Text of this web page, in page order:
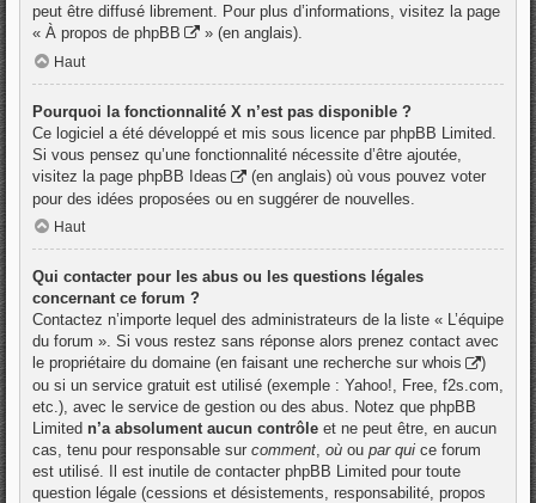
peut être diffusé librement. Pour plus d’informations, visitez la page
« À propos de phpBB » (en anglais).
Haut
Pourquoi la fonctionnalité X n’est pas disponible ?
Ce logiciel a été développé et mis sous licence par phpBB Limited.
Si vous pensez qu’une fonctionnalité nécessite d’être ajoutée,
visitez la page phpBB Ideas
(en anglais) où vous pouvez voter
pour des idées proposées ou en suggérer de nouvelles.
Haut
Qui contacter pour les abus ou les questions légales
concernant ce forum ?
Contactez n’importe lequel des administrateurs de la liste « L’équipe
du forum ». Si vous restez sans réponse alors prenez contact avec
le propriétaire du domaine (en faisant une recherche sur whois
)
ou si un service gratuit est utilisé (exemple : Yahoo!, Free, f2s.com,
etc.), avec le service de gestion ou des abus. Notez que phpBB
Limited n’a absolument aucun contrôle et ne peut être, en aucun
cas, tenu pour responsable sur comment où ou par qui ce forum
est utilisé. Il est inutile de contacter phpBB Limited pour toute
question légale (cessions et désistements, responsabilité, propos